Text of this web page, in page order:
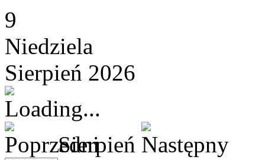
9
Niedziela
Sierpień 2026
Sierpień